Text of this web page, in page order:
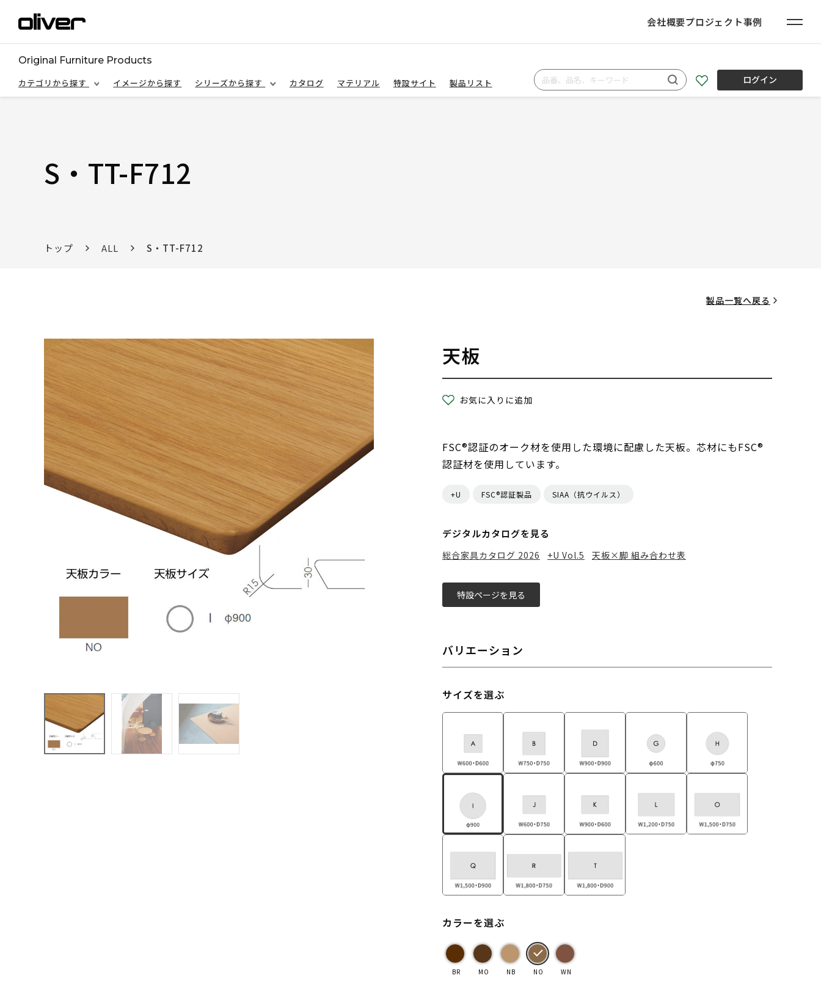
会社概要プロジェクト事例
Original Furniture Products
カテゴリから探す
イメージから探す シリーズから探す カタログ マテリアル 特設サイト 製品リスト ログイン
S・TT-F712
トップ ALL S・TT-F712
製品一覧へ戻る
天板
お気に入りに追加
FSC®認証のオーク材を使用した環境に配慮した天板。芯材にもFSC®
認証材を使用しています。
+U FSC®認証製品 SIAA（抗ウイルス）
デジタルカタログを見る
総合家具カタログ 2026 +U Vol.5 天板×脚 組み合わせ表
特設ページを見る
バリエーション
サイズを選ぶ
カラーを選ぶ
BR MO NB NO WN